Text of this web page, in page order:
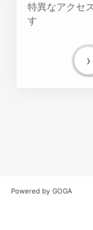
特異なアクセ
す
›
Powered by GOGA